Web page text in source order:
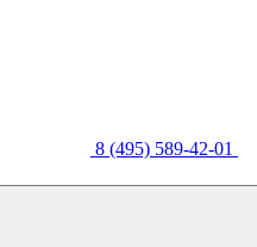
8 (495) 589-42-01